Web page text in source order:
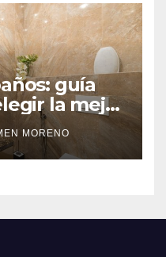
guía
la mejor
MORENO